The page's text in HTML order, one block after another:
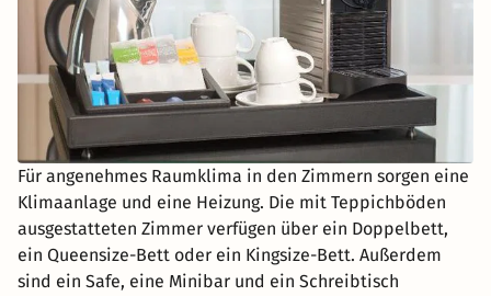
Für angenehmes Raumklima in den Zimmern sorgen eine
Klimaanlage und eine Heizung. Die mit Teppichböden
ausgestatteten Zimmer verfügen über ein Doppelbett,
ein Queensize-Bett oder ein Kingsize-Bett. Außerdem
sind ein Safe, eine Minibar und ein Schreibtisch